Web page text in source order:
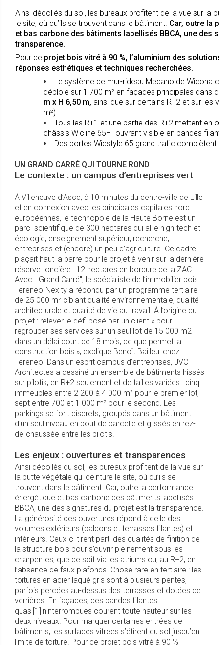
Ainsi décollés du sol, les bureaux profitent de la vue sur la
le site, où qu’ils se trouvent dans le bâtiment. Car, outre la
et bas carbone des bâtiments labellisés BBCA, une des
transparence.
Pour ce projet bois vitré à 90 %, l’aluminium des
réponses esthétiques et techniques recherchées.
Le système de mur-rideau Mecano de Wicona
déploie sur 1 700 m² en façades principales dans
m x H 6,50 m, ainsi que sur certains R+2 et sur les
m²).
Tous les R+1 et une partie des R+2 mettent en
châssis Wicline 65HI ouvrant visible en bandes
Des portes Wicstyle 65 grand trafic complètent
UN GRAND CARRÉ QUI TOURNE ROND
Le contexte : un campus d’entreprises vert
À Villeneuve d’Ascq, à 10 minutes du centre-ville de Lille
et en connexion avec les principales capitales nord
européennes, le technopole de la Haute Borne est un
parc scientifique de 300 hectares qui allie high-tech et
écologie, enseignement supérieur, recherche,
entreprises et (encore) un peu d’agriculture. Ce cadre
plaçait haut la barre pour le projet à venir sur la dernière
réserve foncière : 12 hectares en bordure de la ZAC.
Avec "Grand Carré", le spécialiste de l’immobilier bois
Tereneo-Nexity a répondu par un programme tertiaire
de 25 000 m² ciblant qualité environnementale, qualité
architecturale et qualité de vie au travail. À l’origine du
projet : relever le défi posé par un client « pour
regrouper ses services sur un seul lot de 15 000 m2
dans un délai court de 18 mois, ce que permet la
construction bois », explique Benoît Bailleul chez
Tereneo. Dans un esprit campus d’entreprises, JVC
Architectes a dessiné un ensemble de bâtiments hissés
sur pilotis, en R+2 seulement et de tailles variées : cinq
immeubles entre 2 200 à 4 000 m² pour le premier lot,
sept entre 700 et 1 000 m² pour le second. Les
parkings se font discrets, groupés dans un bâtiment
d’un seul niveau en bout de parcelle et glissés en rez-
de-chaussée entre les pilotis.
Les enjeux : ouvertures et transparences
Ainsi décollés du sol, les bureaux profitent de la vue sur
la butte végétale qui ceinture le site, où qu’ils se
trouvent dans le bâtiment. Car, outre la performance
énergétique et bas carbone des bâtiments labellisés
BBCA, une des signatures du projet est la transparence.
La générosité des ouvertures répond à celle des
volumes extérieurs (balcons et terrasses filantes) et
intérieurs. Ceux-ci tirent parti des qualités de finition de
la structure bois pour s’ouvrir pleinement sous les
charpentes, que ce soit via les atriums ou, au R+2, en
l’absence de faux plafonds. Chose rare en tertiaire : les
toitures en acier laqué gris sont à plusieurs pentes,
parfois percées au-dessus des terrasses et dotées de
verrières. En façades, des bandes filantes
quasi [1] ininterrompues courent toute hauteur sur les
deux niveaux. Pour marquer certaines entrées de
bâtiments, les surfaces vitrées s’étirent du sol jusqu’en
limite de toiture. Pour ce projet bois vitré à 90 %,